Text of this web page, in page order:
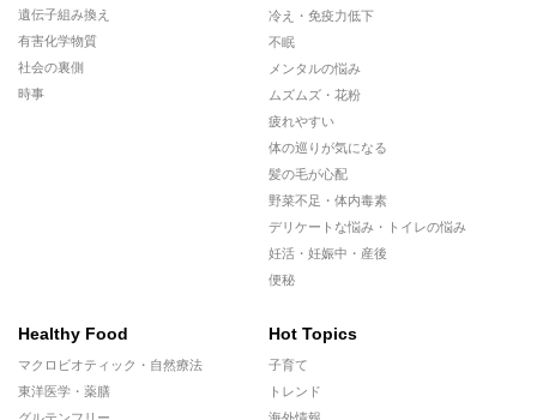
遺伝子組み換え
有害化学物質
社会の裏側
時事
冷え・免疫力低下
不眠
メンタルの悩み
ムズムズ・花粉
疲れやすい
体の巡りが気になる
髪の毛が心配
野菜不足・体内毒素
デリケートな悩み・トイレの悩み
妊活・妊娠中・産後
便秘
Healthy Food
マクロビオティック・自然療法
東洋医学・薬膳
Hot Topics
子育て
トレンド